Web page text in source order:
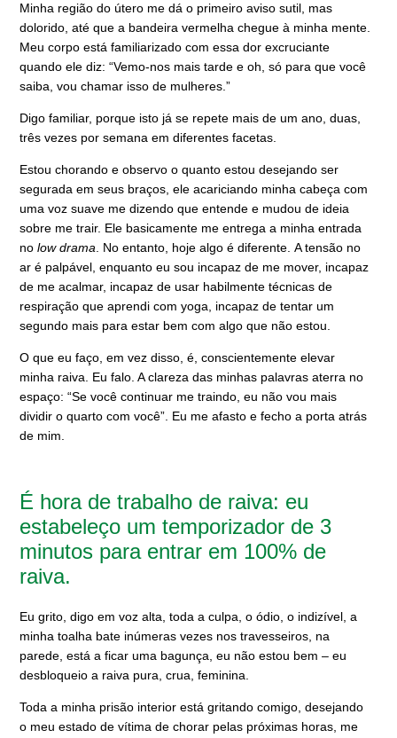
Minha região do útero me dá o primeiro aviso sutil, mas
dolorido, até que a bandeira vermelha chegue à minha mente.
Meu corpo está familiarizado com essa dor excruciante
quando ele diz: “Vemo-nos mais tarde e oh, só para que você
saiba, vou chamar isso de mulheres.”
Digo familiar, porque isto já se repete mais de um ano, duas,
três vezes por semana em diferentes facetas.
Estou chorando e observo o quanto estou desejando ser
segurada em seus braços, ele acariciando minha cabeça com
uma voz suave me dizendo que entende e mudou de ideia
sobre me trair. Ele basicamente me entrega a minha entrada
no low drama . No entanto, hoje algo é diferente. A tensão no
ar é palpável, enquanto eu sou incapaz de me mover, incapaz
de me acalmar, incapaz de usar habilmente técnicas de
respiração que aprendi com yoga, incapaz de tentar um
segundo mais para estar bem com algo que não estou.
O que eu faço, em vez disso, é, conscientemente elevar
minha raiva. Eu falo. A clareza das minhas palavras aterra no
espaço: “Se você continuar me traindo, eu não vou mais
dividir o quarto com você”. Eu me afasto e fecho a porta atrás
de mim.
É hora de trabalho de raiva: eu
estabeleço um temporizador de 3
minutos para entrar em 100% de
raiva.
Eu grito, digo em voz alta, toda a culpa, o ódio, o indizível, a
minha toalha bate inúmeras vezes nos travesseiros, na
parede, está a ficar uma bagunça, eu não estou bem – eu
desbloqueio a raiva pura, crua, feminina.
Toda a minha prisão interior está gritando comigo, desejando
o meu estado de vítima de chorar pelas próximas horas, me